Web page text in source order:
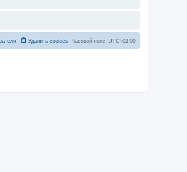
Часовой пояс: UTC+02:00
Удалить cookies